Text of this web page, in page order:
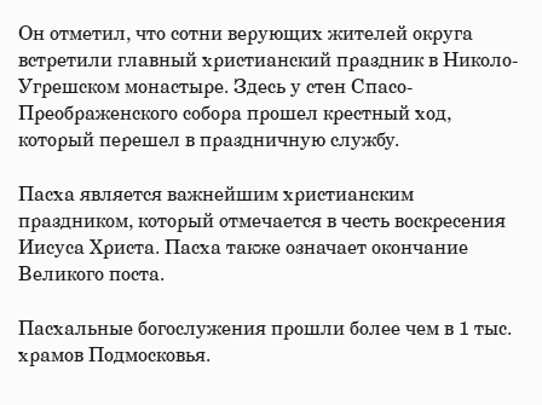
Он отметил, что сотни верующих жителей округа
встретили главный христианский праздник в Николо-
Угрешском монастыре. Здесь у стен Спасо-
Преображенского собора прошел крестный ход,
который перешел в праздничную службу.
Пасха является важнейшим христианским
праздником, который отмечается в честь воскресения
Иисуса Христа. Пасха также означает окончание
Великого поста.
Пасхальные богослужения прошли более чем в 1 тыс.
храмов Подмосковья.